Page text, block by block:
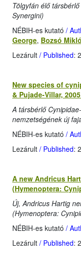
Tölgyfán élő
Synergini)
NÉBIH-es kutató /
George, Bozsó
Lezárult / Published:
New species of
& Pujade-Villar,
A társbérlő
nemzetségének új
NÉBIH-es kutató /
Lezárult / Published:
A new Andricus
(Hymenoptera:
Új, Andricus Hartig
(Hymenoptera:
NÉBIH-es kutató /
Lezárult / Published: